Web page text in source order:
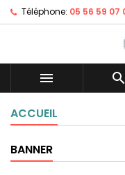
Téléphone: 05 56 59 07
 
ACCUEIL
BANNER